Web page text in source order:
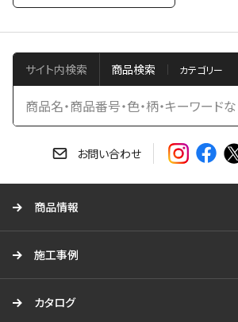
サイト内検索 商品検索
お問い合わせ
商品情報
施工事例
カタログ